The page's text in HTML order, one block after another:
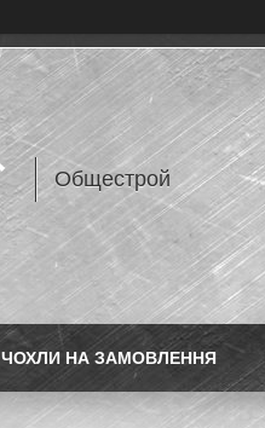
Общестрой
ЧОХЛИ НА ЗАМОВЛЕННЯ